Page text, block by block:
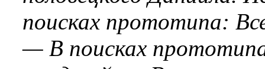
поисках прототипа:
— В поисках